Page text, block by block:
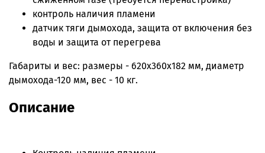
контроль наличия пламени
датчик тяги дымохода, защита от включения без
воды и защита от перегрева
Габариты и вес: размеры - 620х360х182 мм, диаметр
дымохода-120 мм, вес - 10 кг.
Описание